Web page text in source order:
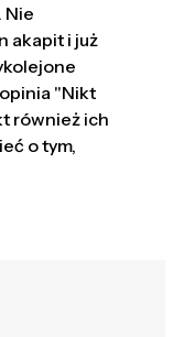
Nie
akapit i już
"Nikt
również ich
o tym,